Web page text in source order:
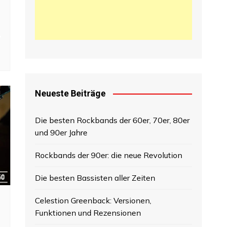
Neueste Beiträge
Die besten Rockbands der 60er, 70er, 80er
und 90er Jahre
Rockbands der 90er: die neue Revolution
Die besten Bassisten aller Zeiten
Celestion Greenback: Versionen,
Funktionen und Rezensionen